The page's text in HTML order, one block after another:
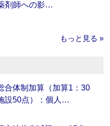
剤師への影…
もっと見る »
合体制加算（加算1：30
設50点）：個人…